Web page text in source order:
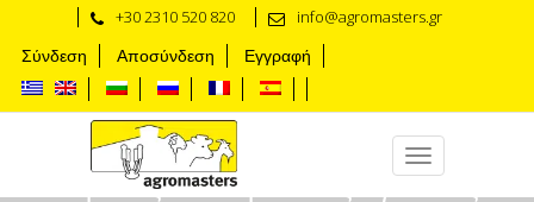
+30 2310 520 820 info@agromasters.gr
Σύνδεση Αποσύνδεση Εγγραφή
Ο ρόλος του νερού στις αγελάδες